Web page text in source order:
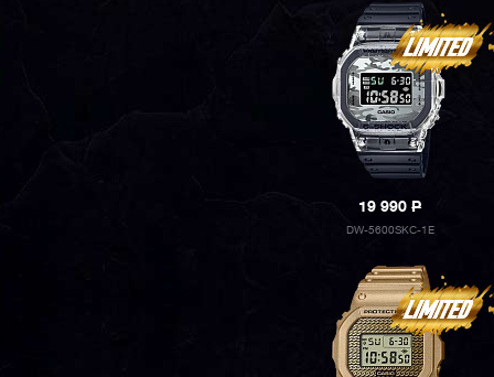
19 990P
DW-5600SKC-1E